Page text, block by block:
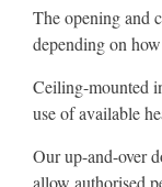
The opening and
depending on
Ceiling-mounted
use of available
Our up-and-over